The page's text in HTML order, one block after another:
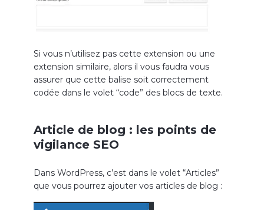
Si vous n’utilisez pas cette extension ou une
extension similaire, alors il vous faudra vous
assurer que cette balise soit correctement
codée dans le volet “code” des blocs de texte.
Article de blog : les points de
vigilance SEO
Dans WordPress, c’est dans le volet “Articles”
que vous pourrez ajouter vos articles de blog :